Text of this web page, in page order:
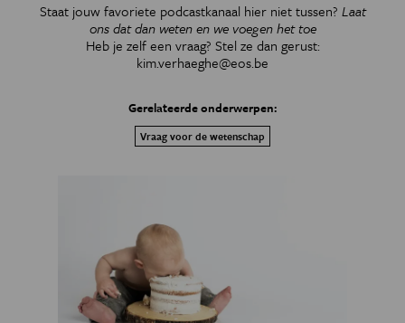
Staat jouw favoriete podcastkanaal hier niet tussen? Laat
ons dat dan weten en we voegen het toe
Heb je zelf een vraag? Stel ze dan gerust:
kim.verhaeghe@eos.be
Gerelateerde onderwerpen:
Vraag voor de wetenschap